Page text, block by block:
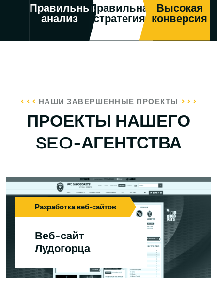
Правильный
анализ
Правильная
стратегия
Высокая
конверсия
НАШИ ЗАВЕРШЕННЫЕ ПРОЕКТЫ
ПРОЕКТЫ НАШЕГО
SEO-АГЕНТСТВА
Разработка веб-сайтов
Веб-сайт
Лудогорца